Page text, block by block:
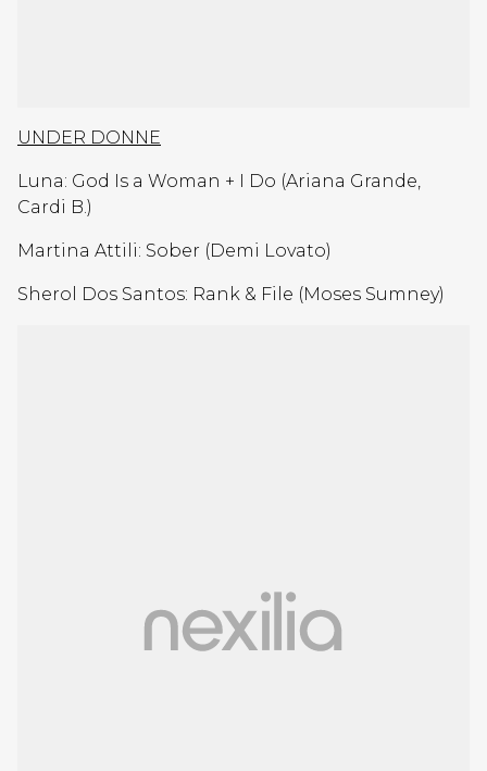
UNDER DONNE
Luna: God Is a Woman + I Do (Ariana Grande,
Cardi B.)
Martina Attili: Sober (Demi Lovato)
Sherol Dos Santos: Rank & File (Moses Sumney)